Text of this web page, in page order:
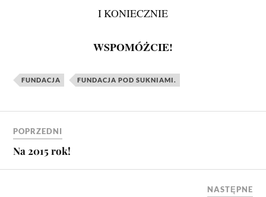
I KONIECZNIE
WSPOMÓŻCIE!
FUNDACJA FUNDACJA POD SUKNIAMI.
POPRZEDNI
Na 2015 rok!
NASTĘPNE